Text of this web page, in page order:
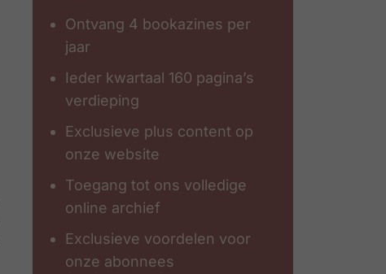
Ontvang 4 bookazines per
jaar
Ieder kwartaal 160 pagina’s
verdieping
Exclusieve plus content op
onze website
Toegang tot ons volledige
online archief
Exclusieve voordelen voor
onze abonnees